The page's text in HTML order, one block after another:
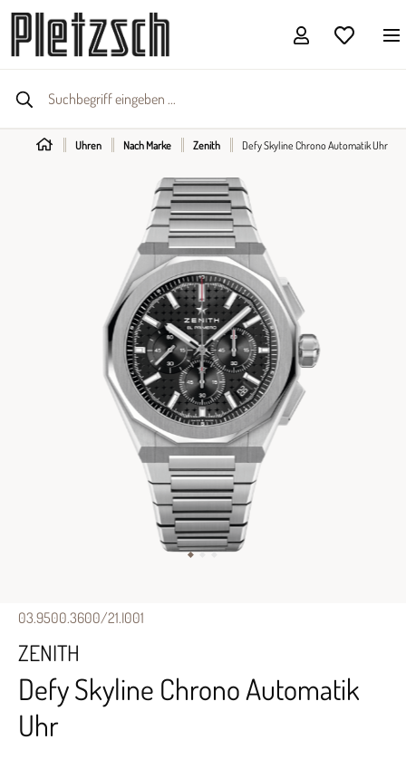
Uhren Nach Marke Zenith Defy Skyline Chrono Automatik Uhr
03.9500.3600/21.I001
ZENITH
Defy Skyline Chrono Automatik
Uhr